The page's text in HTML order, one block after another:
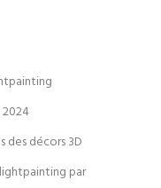
des décors 3D
par